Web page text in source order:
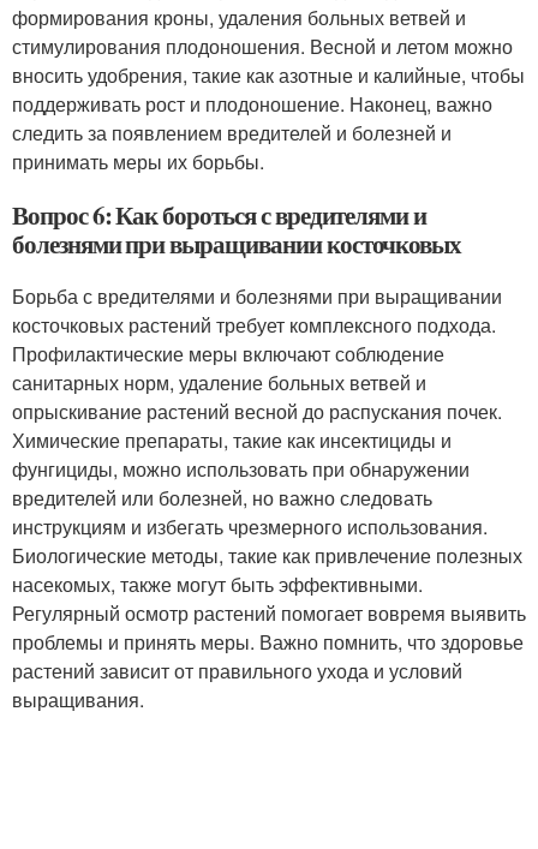
формирования кроны, удаления больных ветвей и
стимулирования плодоношения. Весной и летом можно
вносить удобрения, такие как азотные и калийные, чтобы
поддерживать рост и плодоношение. Наконец, важно
следить за появлением вредителей и болезней и
принимать меры их борьбы.
Вопрос 6: Как бороться с вредителями и
болезнями при выращивании косточковых
Борьба с вредителями и болезнями при выращивании
косточковых растений требует комплексного подхода.
Профилактические меры включают соблюдение
санитарных норм, удаление больных ветвей и
опрыскивание растений весной до распускания почек.
Химические препараты, такие как инсектициды и
фунгициды, можно использовать при обнаружении
вредителей или болезней, но важно следовать
инструкциям и избегать чрезмерного использования.
Биологические методы, такие как привлечение полезных
насекомых, также могут быть эффективными.
Регулярный осмотр растений помогает вовремя выявить
проблемы и принять меры. Важно помнить, что здоровье
растений зависит от правильного ухода и условий
выращивания.